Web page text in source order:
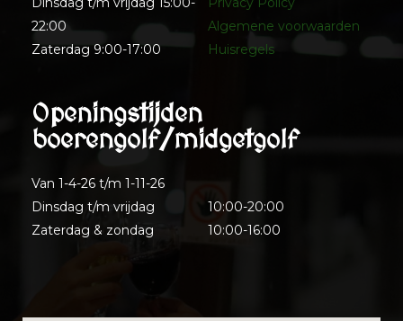
22:00
Zaterdag 9:00-17:00
Algemene voorwaarden
Huisregels
Openingstijden
boerengolf/midgetgolf
Van 1-4-26 t/m 1-11-26
Dinsdag t/m vrijdag
Zaterdag & zondag
10:00-20:00
10:00-16:00